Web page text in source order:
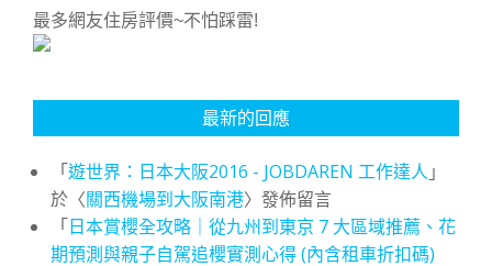
最多網友住房評價~不怕踩雷!
最新的回應
「遊世界：日本大阪2016 - JOBDAREN 工作達人 」
於〈關西機場到大阪南港〉發佈留言
「日本賞櫻全攻略｜從九州到東京 7 大區域推薦、花
期預測與親子自駕追櫻實測心得 (內含租車折扣碼)